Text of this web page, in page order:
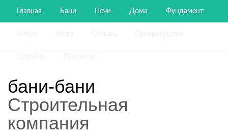
Главная Бани Печи Дома Фундамент
бани-бани
Строительная
компания